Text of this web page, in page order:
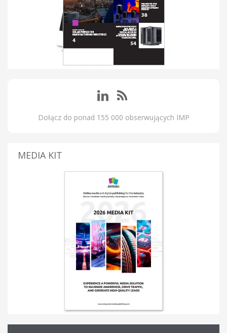
Dołącz do ponad 155 000 obserwujących IMP
MEDIA KIT